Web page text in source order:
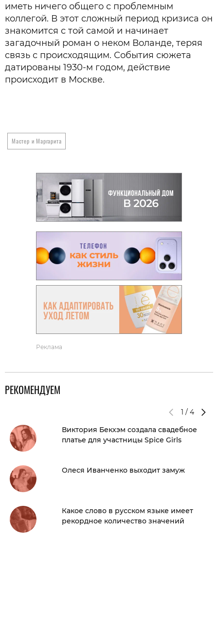
иметь ничего общего с проблемным
коллегой. В этот сложный период кризиса он
знакомится с той самой и начинает
загадочный роман о неком Воланде, теряя
связь с происходящим. События сюжета
датированы 1930-м годом, действие
происходит в Москве.
Мастер и Маргарита
Реклама
РЕКОМЕНДУЕМ
1 / 4
Виктория Бекхэм создала свадебное
платье для участницы Spice Girls
Олеся Иванченко выходит замуж
Какое слово в русском языке имеет
рекордное количество значений